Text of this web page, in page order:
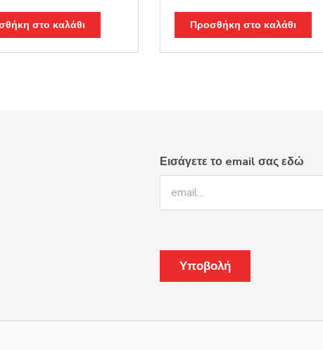
τιμή
είναι:
39.20€.
στο καλάθι
was:
49.00€.
τιμή
είναι:
39.20€.
Προσθήκη στο καλάθι
Εισάγετε το email σας εδώ